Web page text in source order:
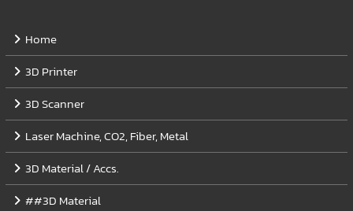
Home
3D Printer
3D Scanner
Laser Machine, CO2, Fiber, Metal
3D Material / Accs.
##3D Material